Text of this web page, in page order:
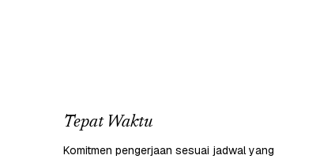
Tepat Waktu
Komitmen pengerjaan sesuai jadwal yang